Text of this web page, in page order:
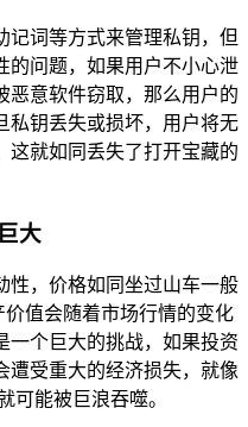
记词等方式来管理私钥，但
的问题，如果用户不小心泄
恶意软件窃取，那么用户的
私钥丢失或损坏，用户将无
这就如同丢失了打开宝藏的
大
性，价格如同坐过山车一般
价值会随着市场行情的变化
一个巨大的挑战，如果投资
遭受重大的经济损失，就像
可能被巨浪吞噬。